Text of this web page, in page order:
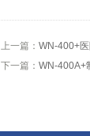
上一篇： WN-400+
下一篇： WN-400A+